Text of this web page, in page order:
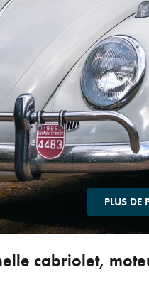
PLUS DE
cabriolet,